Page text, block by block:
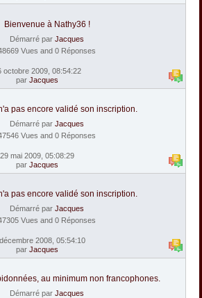
Bienvenue à Nathy36 !
Démarré par Jacques
Vues and 0 Réponses
octobre 2009, 08:54:22
par Jacques
pas encore validé son inscription.
Démarré par Jacques
Vues and 0 Réponses
29 mai 2009, 05:08:29
par Jacques
pas encore validé son inscription.
Démarré par Jacques
Vues and 0 Réponses
2008, 05:54:10
par Jacques
au minimum non francophones.
Démarré par Jacques